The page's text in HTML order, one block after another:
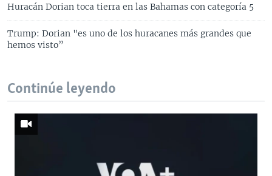
Huracán Dorian toca tierra en las Bahamas con categoría 5
Trump: Dorian "es uno de los huracanes más grandes que
hemos visto”
Continúe leyendo